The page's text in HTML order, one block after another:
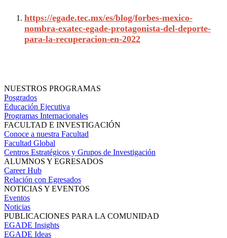
https://egade.tec.mx/es/blog/forbes-mexico-
nombra-exatec-egade-protagonista-del-deporte-
para-la-recuperacion-en-2022
NUESTROS PROGRAMAS
Posgrados
Educación Ejecutiva
Programas Internacionales
FACULTAD E INVESTIGACIÓN
Conoce a nuestra Facultad
Facultad Global
Centros Estratégicos y Grupos de Investigación
ALUMNOS Y EGRESADOS
Career Hub
Relación con Egresados
NOTICIAS Y EVENTOS
Eventos
Noticias
PUBLICACIONES PARA LA COMUNIDAD
EGADE Insights
EGADE Ideas